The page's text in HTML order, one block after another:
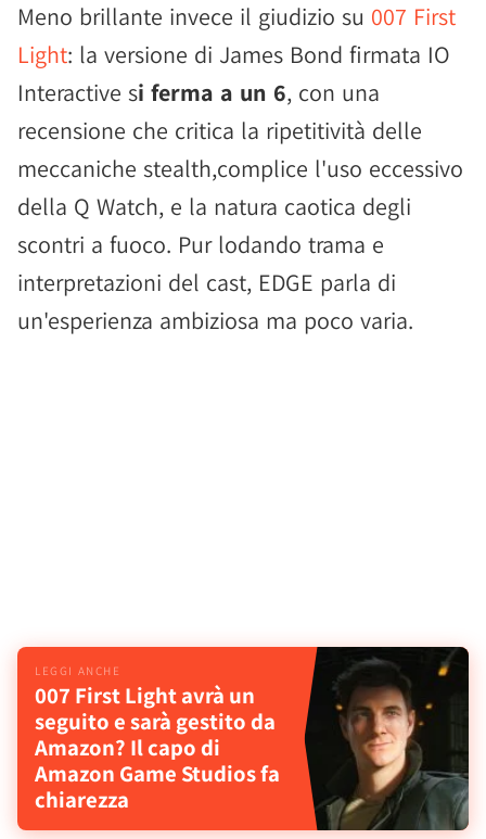
Meno brillante invece il giudizio su 007 First
Light: la versione di James Bond firmata IO
Interactive si ferma a un 6, con una
recensione che critica la ripetitività delle
meccaniche stealth,complice l'uso eccessivo
della Q Watch, e la natura caotica degli
scontri a fuoco. Pur lodando trama e
interpretazioni del cast, EDGE parla di
un'esperienza ambiziosa ma poco varia.
007 First Light avrà un
seguito e sarà gestito da
Amazon? Il capo di
Amazon Game Studios fa
chiarezza